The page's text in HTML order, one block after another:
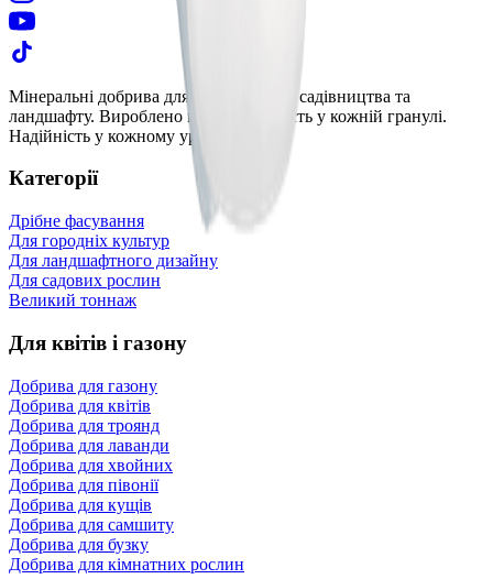
Мінеральні добрива для городництва, садівництва та
ландшафту. Вироблено в Україні. Якість у кожній гранулі.
Надійність у кожному урожаї.
Категорії
Дрібне фасування
Для городніх культур
Для ландшафтного дизайну
Для садових рослин
Великий тоннаж
Для квітів і газону
Добрива для газону
Добрива для квітів
Добрива для троянд
Добрива для лаванди
Добрива для хвойних
Добрива для півонії
Добрива для кущів
Добрива для самшиту
Добрива для бузку
Добрива для кімнатних рослин